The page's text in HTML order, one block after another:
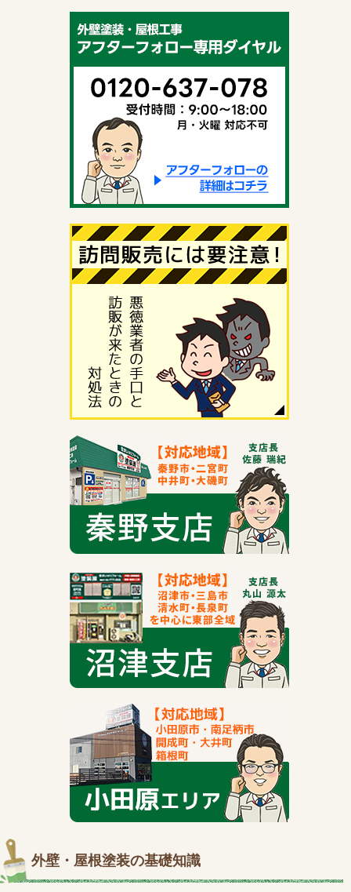
外壁・屋根塗装の基礎知識